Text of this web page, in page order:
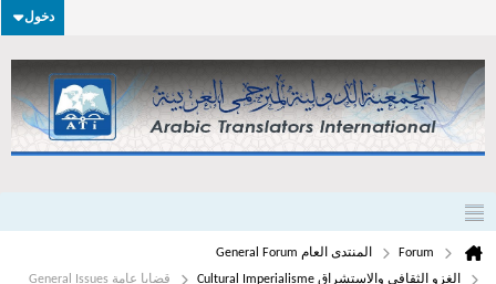
دخول
Forum
المنتدى العام General Forum
الغزو الثقافي والاستشراق Cultural Imperialisme
قضايا عامة General Issues